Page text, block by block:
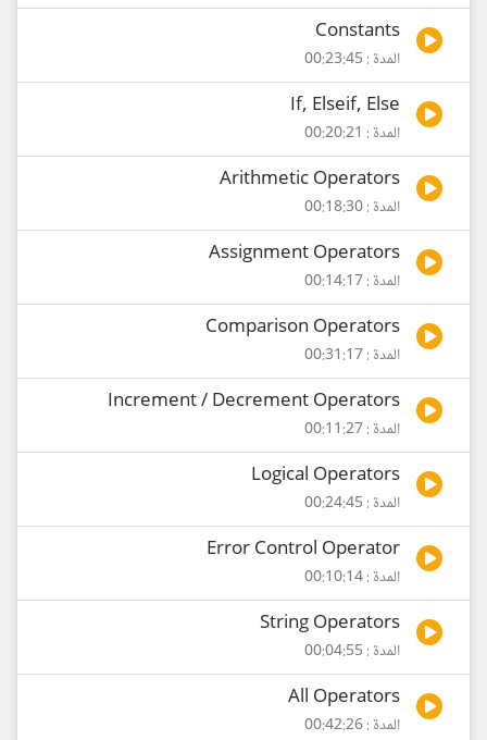
Constants
المدة : 00:23:45
If, Elseif, Else
المدة : 00:20:21
Arithmetic Operators
المدة : 00:18:30
Assignment Operators
المدة : 00:14:17
Comparison Operators
المدة : 00:31:17
Increment / Decrement Operators
المدة : 00:11:27
Logical Operators
المدة : 00:24:45
Error Control Operator
المدة : 00:10:14
String Operators
المدة : 00:04:55
All Operators
المدة : 00:42:26